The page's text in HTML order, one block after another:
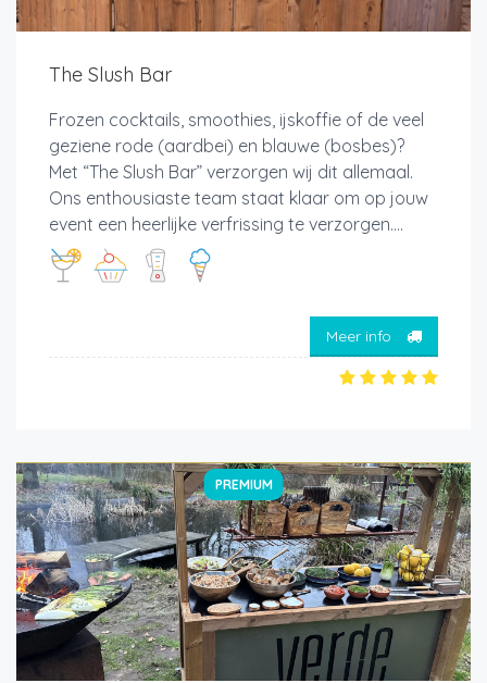
The Slush Bar
Frozen cocktails, smoothies, ijskoffie of de veel
geziene rode (aardbei) en blauwe (bosbes)?
Met “The Slush Bar” verzorgen wij dit allemaal.
Ons enthousiaste team staat klaar om op jouw
event een heerlijke verfrissing te verzorgen....
Meer info
PREMIUM